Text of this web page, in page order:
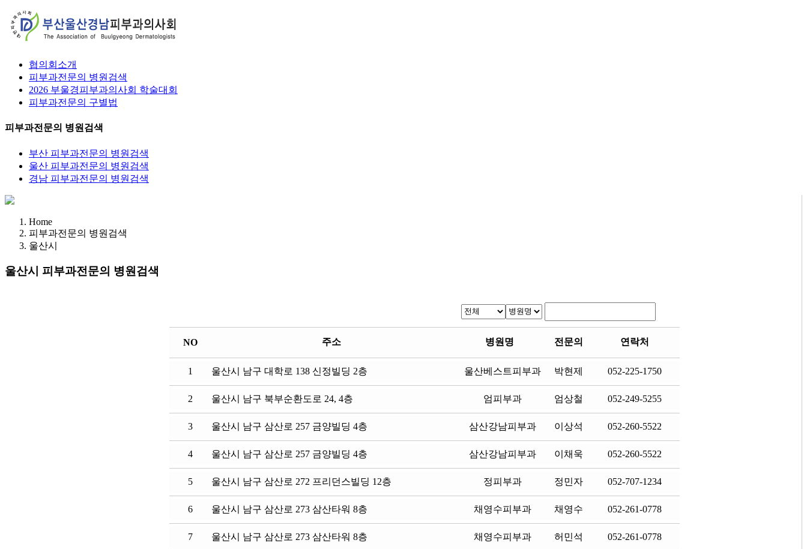
협의회소개
피부과전문의 병원검색
2026 부울경피부과의사회 학술대회
피부과전문의 구별법
피부과전문의 병원검색
부산 피부과전문의 병원검색
울산 피부과전문의 병원검색
경남 피부과전문의 병원검색
Home
피부과전문의 병원검색
울산시
울산시 피부과전문의 병원검색
NO 주소 병원명 전문의 연락처
1 울산시 남구 대학로 138 신정빌딩 2층 울산베스트피부과 박현제 052-225-1750
2 울산시 남구 북부순환도로 24, 4층 엄피부과 엄상철 052-249-5255
3 울산시 남구 삼산로 257 금양빌딩 4층 삼산강남피부과 이상석 052-260-5522
4 울산시 남구 삼산로 257 금양빌딩 4층 삼산강남피부과 이채욱 052-260-5522
5 울산시 남구 삼산로 272 프리던스빌딩 12층 정피부과 정민자 052-707-1234
6 울산시 남구 삼산로 273 삼산타워 8층 채영수피부과 채영수 052-261-0778
7 울산시 남구 삼산로 273 삼산타워 8층 채영수피부과 허민석 052-261-0778